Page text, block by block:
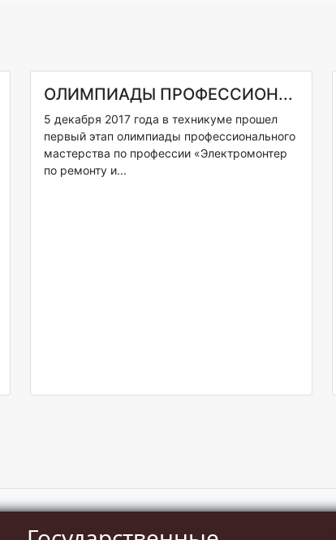
ОЛИМПИАДЫ ПРОФЕССИОН...
5 декабря 2017 года в техникуме прошел
первый этап олимпиады профессионального
мастерства по профессии «Электромонтер
по ремонту и...